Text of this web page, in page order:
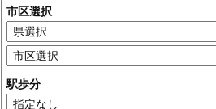
市区選択
駅歩分